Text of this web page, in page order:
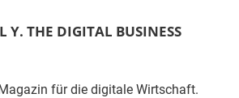
Y. THE DIGITAL BUSINESS
für die digitale Wirtschaft.